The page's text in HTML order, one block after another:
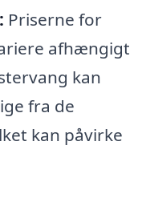
Priserne for
afhængigt
kan
fra de
kan påvirke